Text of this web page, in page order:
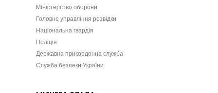
Міністерство оборони
Головне управління розвідки
Національна гвардія
Поліція
Державна прикордонна служба
Служба безпеки України